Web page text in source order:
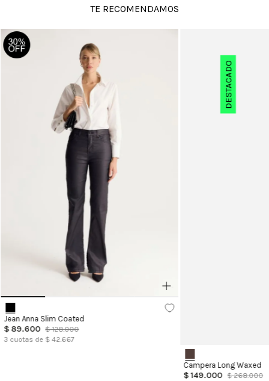
TE RECOMENDAMOS
Jean Anna Slim Coated
$ 89.600 $ 128.000
3 cuotas de $ 42.667
DESTACADO
Campera Long Waxed
$149.000 $ 268.000